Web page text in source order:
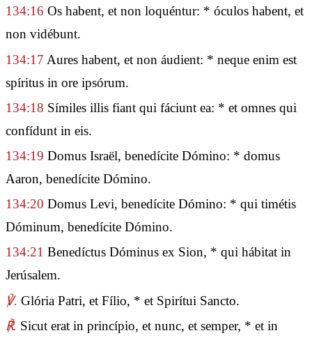
134:16 Os habent, et non loquéntur: * óculos habent, et
non vidébunt.
134:17 Aures habent, et non áudient: * neque enim est
spíritus in ore ipsórum.
134:18 Símiles illis fiant qui fáciunt ea: * et omnes qui
confídunt in eis.
134:19 Domus Israël, benedícite Dómino: * domus
Aaron, benedícite Dómino.
134:20 Domus Levi, benedícite Dómino: * qui timétis
Dóminum, benedícite Dómino.
134:21 Benedíctus Dóminus ex Sion, * qui hábitat in
Jerúsalem.
℣. Glória Patri, et Fílio, * et Spirítui Sancto.
℟. Sicut erat in princípio, et nunc, et semper, * et in